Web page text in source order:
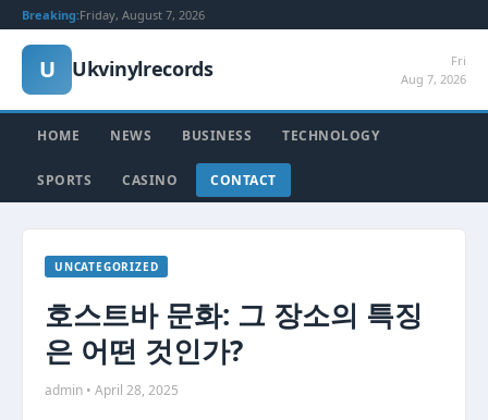
Breaking:Friday, August 7, 2026
U Ukvinylrecords
Fri
Aug 7, 2026
HOME NEWS BUSINESS TECHNOLOGY
SPORTS CASINO CONTACT
UNCATEGORIZED
호스트바 문화: 그 장소의 특징
은 어떤 것인가?
admin • April 28, 2025